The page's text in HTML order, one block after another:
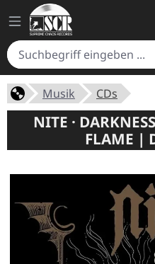
Musik CDs
NITE ·
FLAME |